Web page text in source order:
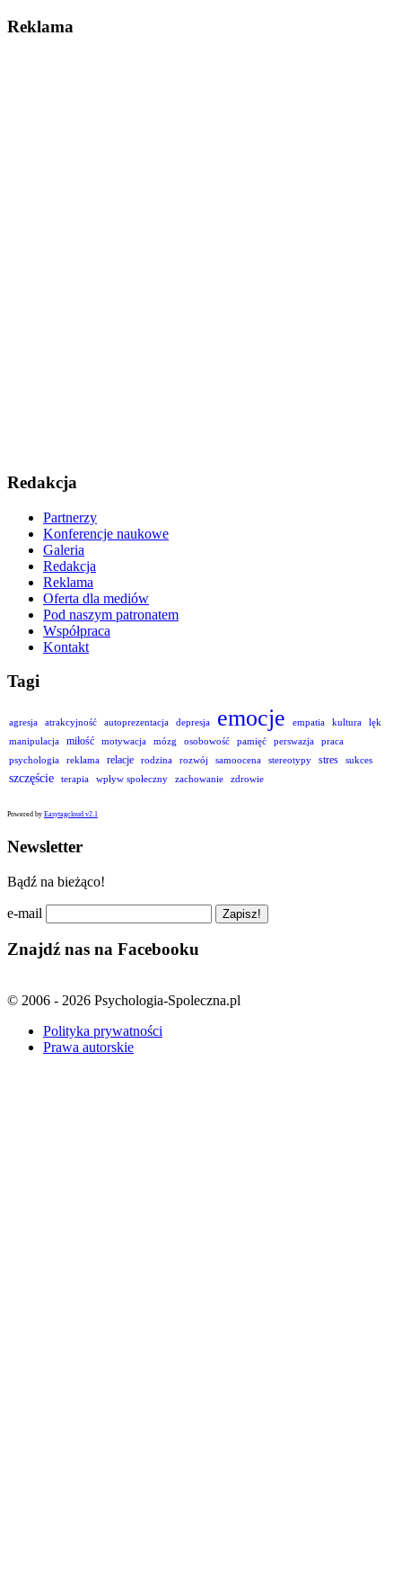
Reklama
Redakcja
Partnerzy
Konferencje naukowe
Galeria
Redakcja
Reklama
Oferta dla mediów
Pod naszym patronatem
Współpraca
Kontakt
Tagi
agresja atrakcyjność autoprezentacja depresja emocje empatia kultura
lęk
manipulacja
miłość motywacja mózg osobowość pamięć perswazja
praca
psychologia
reklama relacje rodzina rozwój samoocena stereotypy stres sukces
szczęście terapia wpływ społeczny zachowanie zdrowie
Powered by Easytagcloud v2.1
Newsletter
Bądź na bieżąco!
e-mail
Znajdź nas na Facebooku
© 2006 - 2026 Psychologia-Spoleczna.pl
Polityka prywatności
Prawa autorskie